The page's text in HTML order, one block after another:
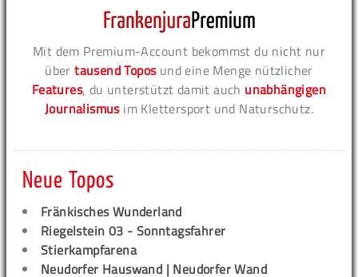
Mit dem Premium-Account bekommst du nicht nur
übertausend Toposund eine Menge nützlicher
Features, du unterstützt damit auch unabhängigen
Journalismusim Klettersport und Naturschutz.
Neue Topos
Fränkisches Wunderland
Riegelstein 03 - Sonntagsfahrer
Stierkampfarena
Neudorfer Hauswand | Neudorfer Wand